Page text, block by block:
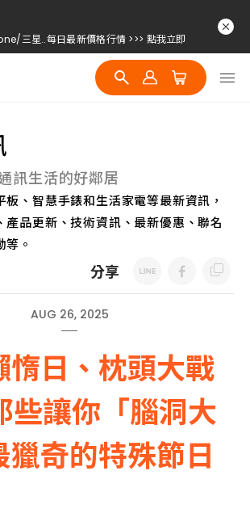
三星..每日最新價格行情 >>> 點我立即
三星..每日最新價格行情 >>> 點我立即
三星..每日最新價格行情 >>> 點我立即
訊生活的好鄰居
、智慧手錶和生活家電等最新資訊，
產品更新、技術資訊、最新優惠、聯名
。
分享
AUG 26, 2025
惰日、枕頭大戰
些讓你「腦洞大
獵奇的特殊節日